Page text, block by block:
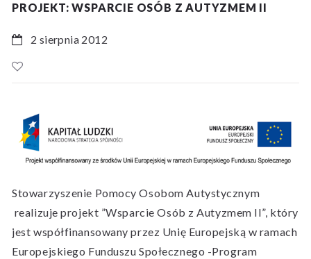
PROJEKT: WSPARCIE OSÓB Z AUTYZMEM II
2 sierpnia 2012
Stowarzyszenie Pomocy Osobom Autystycznym
realizuje projekt ”Wsparcie Osób z Autyzmem II”, który
jest współfinansowany przez Unię Europejską w ramach
Europejskiego Funduszu Społecznego -Program